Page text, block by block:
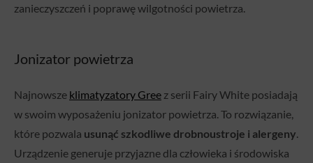
zanieczyszczeń i poprawę wilgotności powietrza.
Jonizator powietrza
Najnowsze klimatyzatory Gree z serii Fairy White posiadają
w swoim wyposażeniu jonizator powietrza. To rozwiązanie,
które pozwala usunąć szkodliwe drobnoustroje i alergeny.
Urządzenie generuje przyjazne dla człowieka i środowiska